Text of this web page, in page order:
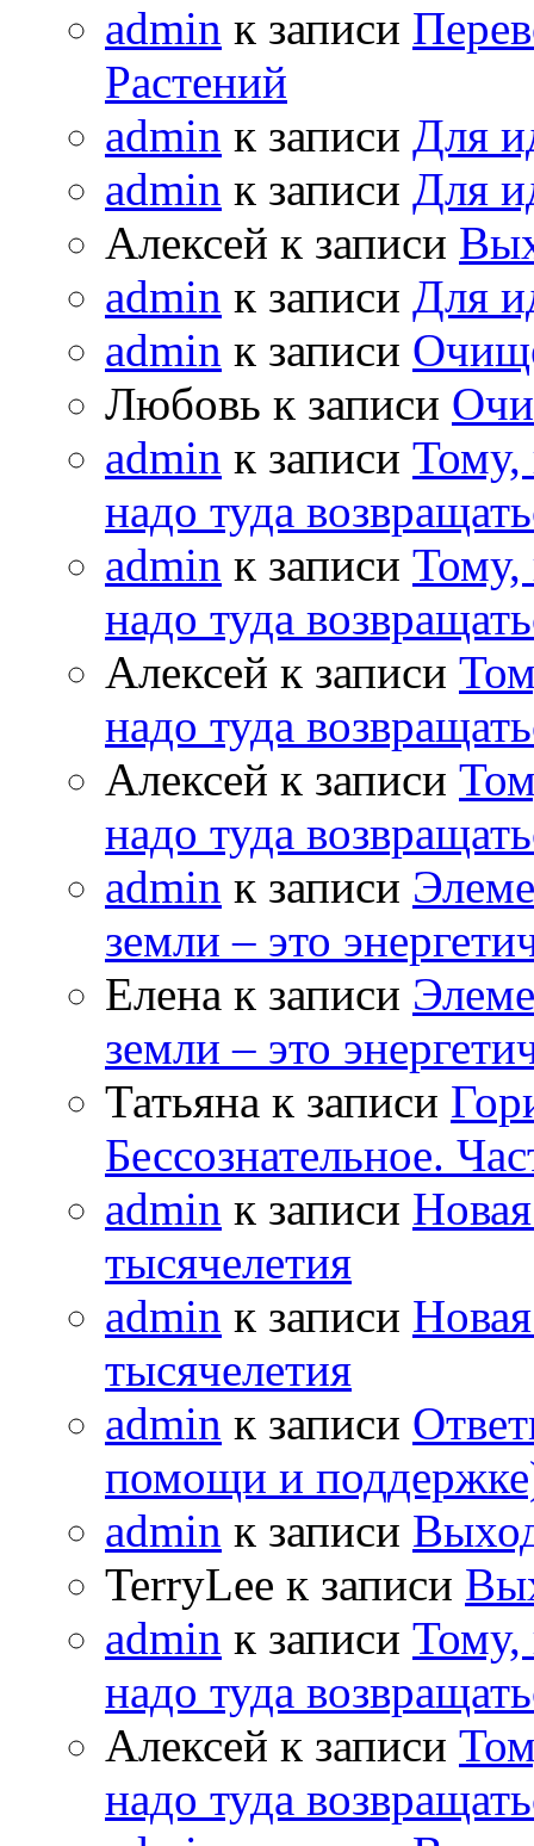
admin к записи
Растений
admin к записи Для
admin к записи Для
Алексей к записи
admin к записи Для
admin к записи
Любовь к записи
admin к записи Тому,
надо туда
admin к записи Тому,
надо туда
Алексей к записи
надо туда
Алексей к записи
надо туда
admin к записи
земли – это
Елена к записи
земли – это
Татьяна к записи
Бессознательное.
admin к записи
тысячелетия
admin к записи
тысячелетия
admin к записи
помощи и
admin к записи
TerryLee к записи
admin к записи Тому,
надо туда
Алексей к записи
надо туда